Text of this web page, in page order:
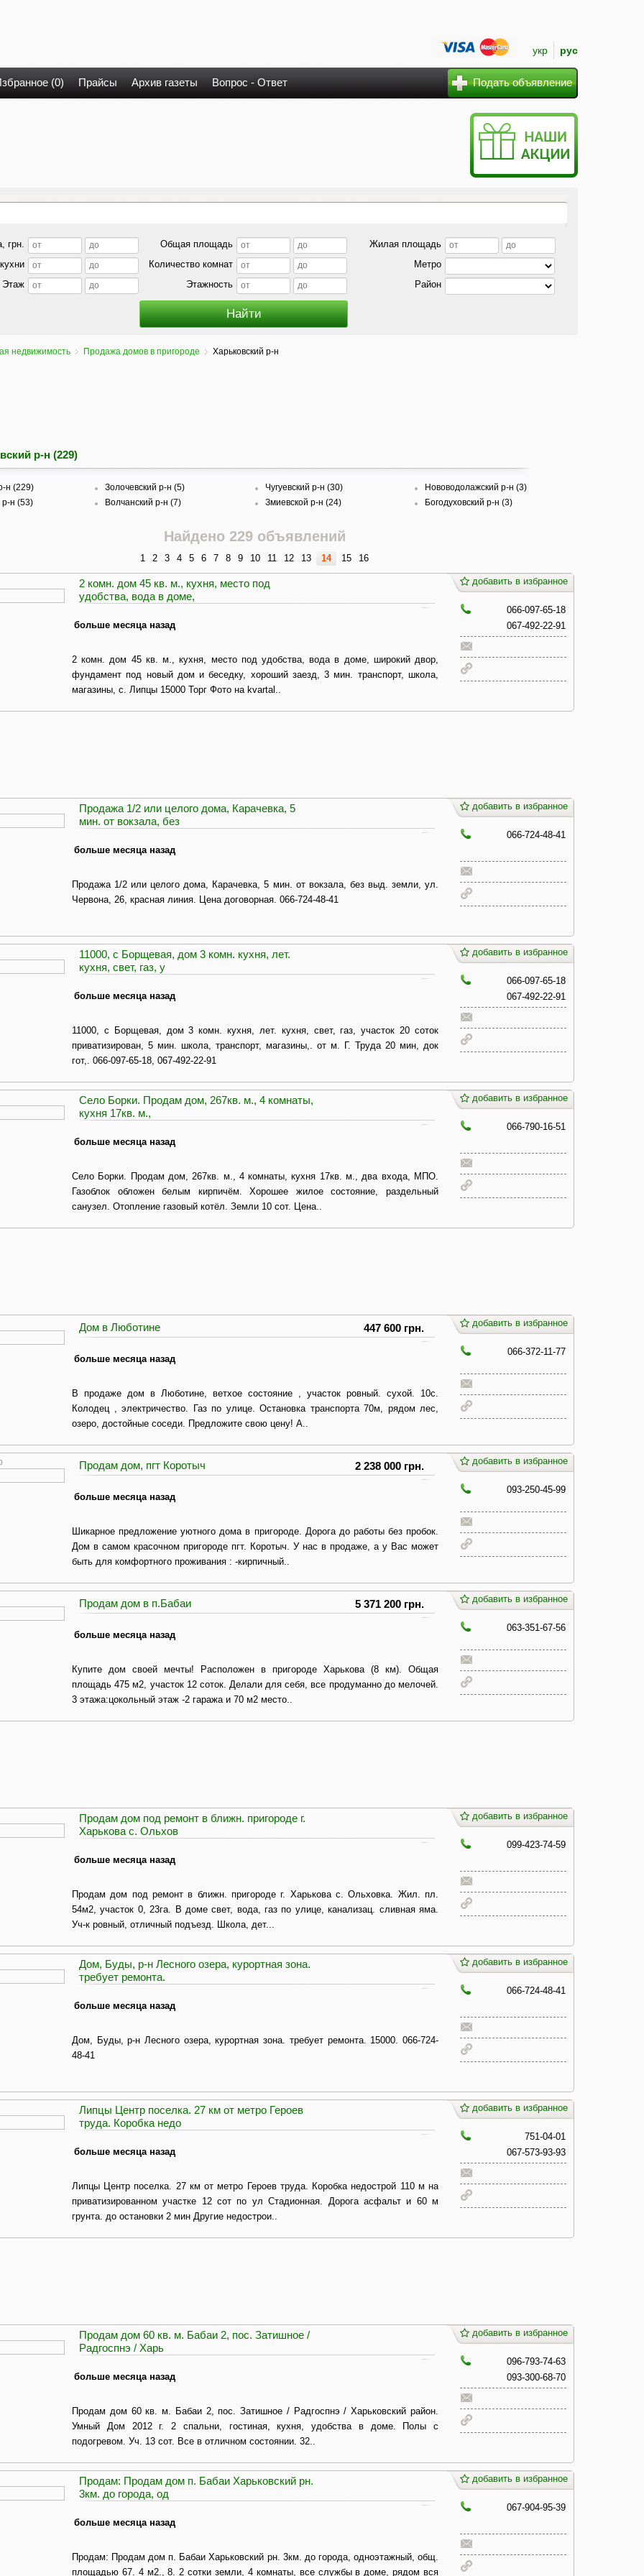
укр рус
(0) Прайсы Архив газеты Вопрос - Ответ Подать объявление
грн. Общая площадь
Жилая площадь
Количество комнат
Метро
Этаж
Этажность Район
недвижимость Продажа домов в пригороде Харьковский р-н
р-н (229)
н (229)
р-н (53)
Золочевский р-н (5)
Волчанский р-н (7)
Чугуевский р-н (30)
Змиевской р-н (24)
Нововодолажский р-н (3)
Богодуховский р-н (3)
Найдено 229 объявлений
1 2 3 4 5 6 7 8 9 10 11 12 13 14 15 16
2 комн. дом 45 кв. м., кухня, место под
удобства, вода в доме,
больше месяца назад
2 комн. дом 45 кв. м., кухня, место под удобства, вода в доме, широкий двор,
фундамент под новый дом и беседку, хороший заезд, 3 мин. транспорт, школа,
магазины, с. Липцы 15000 Торг Фото на kvartal..
добавить в избранное
066-097-65-18
067-492-22-91
Продажа 1/2 или целого дома, Карачевка, 5
мин. от вокзала, без
больше месяца назад
Продажа 1/2 или целого дома, Карачевка, 5 мин. от вокзала, без выд. земли, ул.
Червона, 26, красная линия. Цена договорная. 066-724-48-41
добавить в избранное
066-724-48-41
11000, с Борщевая, дом 3 комн. кухня, лет.
кухня, свет, газ, у
больше месяца назад
11000, с Борщевая, дом 3 комн. кухня, лет. кухня, свет, газ, участок 20 соток
приватизирован, 5 мин. школа, транспорт, магазины,. от м. Г. Труда 20 мин, док
гот,. 066-097-65-18, 067-492-22-91
добавить в избранное
066-097-65-18
067-492-22-91
Село Борки. Продам дом, 267кв. м., 4 комнаты,
кухня 17кв. м.,
больше месяца назад
Село Борки. Продам дом, 267кв. м., 4 комнаты, кухня 17кв. м., два входа, МПО.
Газоблок обложен белым кирпичём. Хорошее жилое состояние, раздельный
санузел. Отопление газовый котёл. Земли 10 сот. Цена..
добавить в избранное
066-790-16-51
Дом в Люботине 447 600 грн.
больше месяца назад
В продаже дом в Люботине, ветхое состояние , участок ровный. сухой. 10с.
Колодец , электричество. Газ по улице. Остановка транспорта 70м, рядом лес,
озеро, достойные соседи. Предложите свою цену! А..
добавить в избранное
066-372-11-77
Продам дом, пгт Коротыч 2 238 000 грн.
больше месяца назад
Шикарное предложение уютного дома в пригороде. Дорога до работы без пробок.
Дом в самом красочном пригороде пгт. Коротыч. У нас в продаже, а у Вас может
быть для комфортного проживания : -кирпичный..
добавить в избранное
093-250-45-99
Продам дом в п.Бабаи 5 371 200 грн.
больше месяца назад
Купите дом своей мечты! Расположен в пригороде Харькова (8 км). Общая
площадь 475 м2, участок 12 соток. Делали для себя, все продуманно до мелочей.
3 этажа:цокольный этаж -2 гаража и 70 м2 место..
добавить в избранное
063-351-67-56
Продам дом под ремонт в ближн. пригороде г.
Харькова с. Ольхов
больше месяца назад
Продам дом под ремонт в ближн. пригороде г. Харькова с. Ольховка. Жил. пл.
54м2, участок 0, 23га. В доме свет, вода, газ по улице, канализац. сливная яма.
Уч-к ровный, отличный подъезд. Школа, дет...
добавить в избранное
099-423-74-59
Дом, Буды, р-н Лесного озера, курортная зона.
требует ремонта.
больше месяца назад
Дом, Буды, р-н Лесного озера, курортная зона. требует ремонта. 15000. 066-724-
48-41
добавить в избранное
066-724-48-41
Липцы Центр поселка. 27 км от метро Героев
труда. Коробка недо
больше месяца назад
Липцы Центр поселка. 27 км от метро Героев труда. Коробка недострой 110 м на
приватизированном участке 12 сот по ул Стадионная. Дорога асфальт и 60 м
грунта. до остановки 2 мин Другие недострои..
добавить в избранное
751-04-01
067-573-93-93
Продам дом 60 кв. м. Бабаи 2, пос. Затишное /
Радгоспнэ / Харь
больше месяца назад
Продам дом 60 кв. м. Бабаи 2, пос. Затишное / Радгоспнэ / Харьковский район.
Умный Дом 2012 г. 2 спальни, гостиная, кухня, удобства в доме. Полы с
подогревом. Уч. 13 сот. Все в отличном состоянии. 32..
добавить в избранное
096-793-74-63
093-300-68-70
Продам: Продам дом п. Бабаи Харьковский рн.
3км. до города, од
больше месяца назад
Продам: Продам дом п. Бабаи Харьковский рн. 3км. до города, одноэтажный, общ.
площадью 67. 4 м2., 8. 2 сотки земли, 4 комнаты, все службы в доме, рядом вся
добавить в избранное
067-904-95-39